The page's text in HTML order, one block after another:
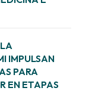
IMPULSAN
PARA
EN ETAPAS